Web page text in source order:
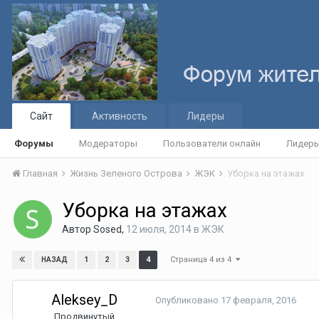
Сайт
Форумы Модераторы Пользователи онлайн
Активность Лидеры
Главная Жизнь Зеленого Острова ЖЭК Уборка на этажах
Уборка на этажах
Автор Sosed, 12 июля, 2014в ЖЭК
НАЗАД 1 2 3 4 Страница 4 из 4
Aleksey_D
Продвинутый
Опубликовано 17 февраля, 2016